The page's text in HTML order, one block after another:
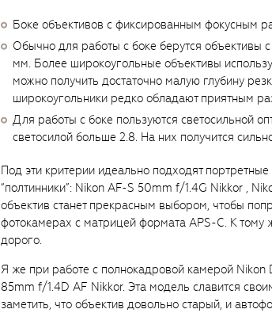
Боке объективов с фиксированным фокусным
Обычно для работы с боке берутся объективы
мм. Более широкоугольные объективы
можно получить достаточно малую глубину
широкоугольники редко обладают приятным
Для работы с боке пользуются светосильной
светосилой больше 2.8. На них получится
Под эти критерии идеально подходят
“полтинники”: Nikon AF-S 50mm f/1.4G Nikkor ,
объектив станет прекрасным выбором, чтобы
фотокамерах с матрицей формата APS-C. К тому
дорого.
Я же при работе с полнокадровой камерой Nikon
85mm f/1.4D AF Nikkor. Эта модель славится
заметить, что объектив довольно старый, и